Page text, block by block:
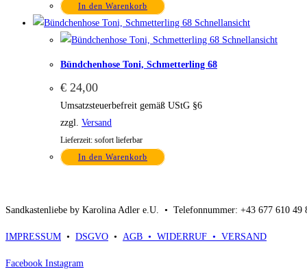
In den Warenkorb
Schnellansicht
Schnellansicht
Bündchenhose Toni, Schmetterling 68
€ 24,00
Umsatzsteuerbefreit gemäß UStG §6
zzgl. Versand
Lieferzeit: sofort lieferbar
In den Warenkorb
Sandkastenliebe by Karolina Adler e.U. • Telefonnummer: +43 677 610
IMPRESSUM • DSGVO • AGB • WIDERRUF • VERSAND
Facebook Instagram